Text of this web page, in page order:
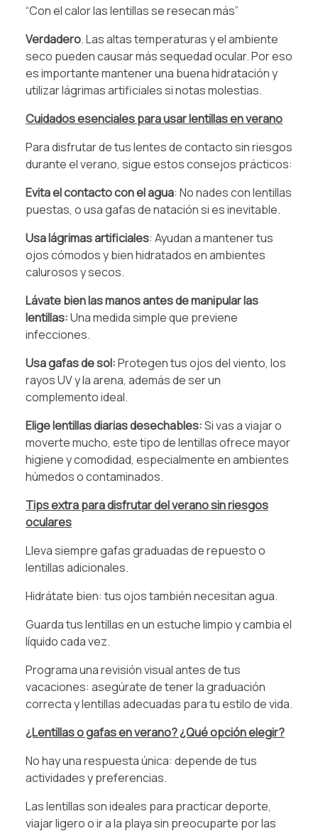
“Con el calor las lentillas se resecan más”
Verdadero. Las altas temperaturas y el ambiente
seco pueden causar más sequedad ocular. Por eso
es importante mantener una buena hidratación y
utilizar lágrimas artificiales si notas molestias.
Cuidados esenciales para usar lentillas en verano
Para disfrutar de tus lentes de contacto sin riesgos
durante el verano, sigue estos consejos prácticos:
Evita el contacto con el agua: No nades con lentillas
puestas, o usa gafas de natación si es inevitable.
Usa lágrimas artificiales: Ayudan a mantener tus
ojos cómodos y bien hidratados en ambientes
calurosos y secos.
Lávate bien las manos antes de manipular las
lentillas:Una medida simple que previene
infecciones.
Usa gafas de sol:Protegen tus ojos del viento, los
rayos UV y la arena, además de ser un
complemento ideal.
Elige lentillas diarias desechables:Si vas a viajar o
moverte mucho, este tipo de lentillas ofrece mayor
higiene y comodidad, especialmente en ambientes
húmedos o contaminados.
Tips extra para disfrutar del verano sin riesgos
oculares
Lleva siempre gafas graduadas de repuesto o
lentillas adicionales.
Hidrátate bien: tus ojos también necesitan agua.
Guarda tus lentillas en un estuche limpio y cambia el
líquido cada vez.
Programa una revisión visual antes de tus
vacaciones: asegúrate de tener la graduación
correcta y lentillas adecuadas para tu estilo de vida.
¿Lentillas o gafas en verano? ¿Qué opción elegir?
No hay una respuesta única: depende de tus
actividades y preferencias.
Las lentillas son ideales para practicar deporte,
viajar ligero o ir a la playa sin preocuparte por las